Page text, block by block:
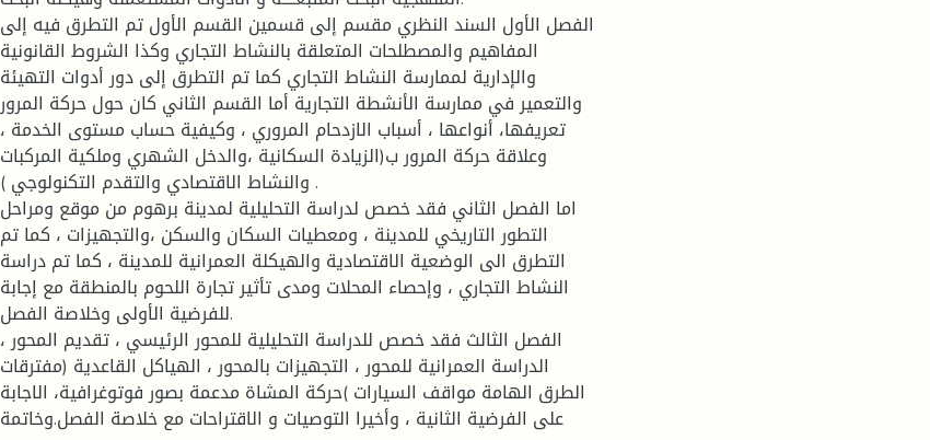
الفصل الأول السند النظري مقسم إلى قسمين القسم الأول تم التطرق فيه إلى
المفاهيم والمصطلحات المتعلقة بالنشاط التجاري وكذا الشروط القانونية
والإدارية لممارسة النشاط التجاري كما تم التطرق إلى دور أدوات التهيئة
والتعمير في ممارسة الأنشطة التجارية أما القسم الثاني كان حول حركة المرور
تعريفها، أنواعها ، أسباب الازدحام المروري ، وكيفية حساب مستوى الخدمة ،
وعلاقة حركة المرور ب(الزيادة السكانية ،والدخل الشهري وملكية المركبات
والنشاط الاقتصادي والتقدم التكنولوجي ) .
اما الفصل الثاني فقد خصص لدراسة التحليلية لمدينة برهوم من موقع ومراحل
التطور التاريخي للمدينة ، ومعطيات السكان والسكن ،والتجهيزات ، كما تم
التطرق الى الوضعية الاقتصادية والهيكلة العمرانية للمدينة ، كما تم دراسة
النشاط التجاري ، وإحصاء المحلات ومدى تأثير تجارة اللحوم بالمنطقة مع إجابة
للفرضية الأولى وخلاصة الفصل.
الفصل الثالث فقد خصص للدراسة التحليلية للمحور الرئيسي ، تقديم المحور ،
الدراسة العمرانية للمحور ، التجهيزات بالمحور ، الهياكل القاعدية (مفترقات
الطرق الهامة مواقف السيارات )حركة المشاة مدعمة بصور فوتوغرافية، الاجابة
على الفرضية الثانية ، وأخيرا التوصيات و الاقتراحات مع خلاصة الفصل.وخاتمة